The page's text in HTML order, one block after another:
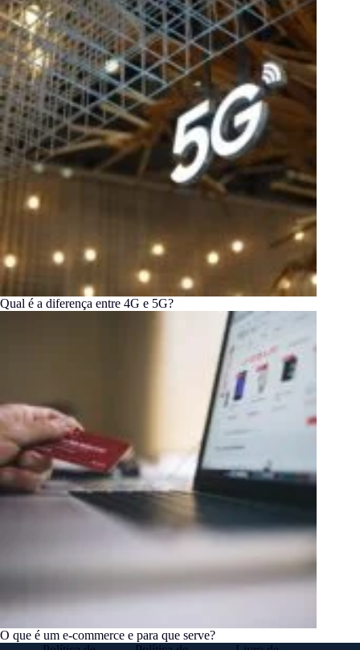
Qual é a diferença entre 4G e 5G?
O que é um e-commerce e para que serve?